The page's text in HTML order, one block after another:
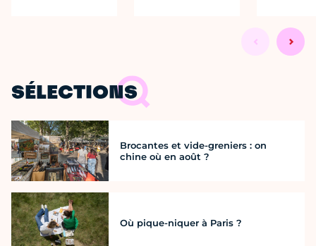
SÉLECTIONS
Brocantes et vide-greniers : on
chine où en août ?
Où pique-niquer à Paris ?